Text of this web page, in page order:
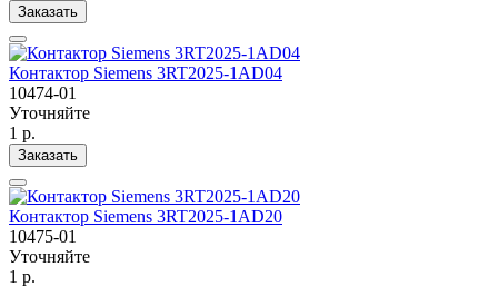
Заказать
Контактор Siemens 3RT2025-1AD04
10474-01
Уточняйте
1 р.
Заказать
Контактор Siemens 3RT2025-1AD20
10475-01
Уточняйте
1 р.